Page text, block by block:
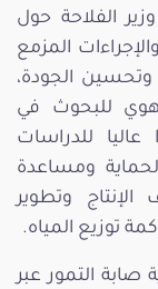
الفلاحة حول
الاستعدادات لموسم التمور 2024-2025 والإجراءات المزمع
الجودة،
للبحوث في
للدراسات
لحماية ومساعدة
الإنتاج وتطوير
توزيع المياه.
صابة التمور عبر